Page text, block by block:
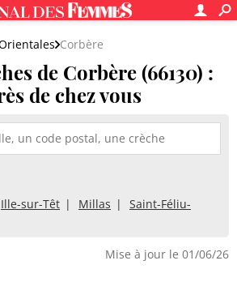
Corbère
de Corbère (66130) :
de chez vous
Ille-sur-Têt Millas
Saint-Féliu-
Mise à jour le 01/06/26